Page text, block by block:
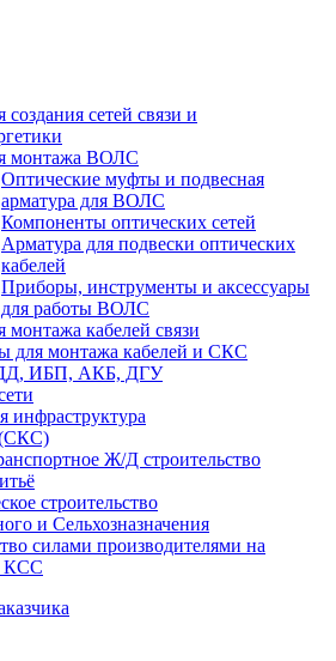
создания сетей связи и
монтажа ВОЛС
Оптические муфты и подвесная
арматура для ВОЛС
Компоненты оптических сетей
Арматура для подвески оптических
кабелей
Приборы, инструменты и аксессуары
для работы ВОЛС
монтажа кабелей связи
для монтажа кабелей и СКС
ИБП, АКБ, ДГУ
инфраструктура
(СКС)
Ж/Д строительство
строительство
и Сельхозназначения
силами производителями на
КСС